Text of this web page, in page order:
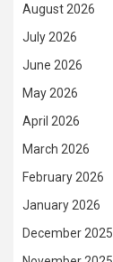
August 2026
July 2026
June 2026
May 2026
April 2026
March 2026
February 2026
January 2026
December 2025